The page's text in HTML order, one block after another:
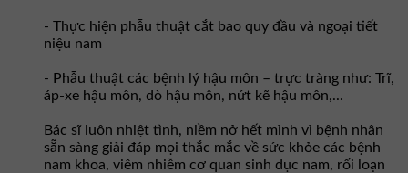
- Thực hiện phẫu thuật cắt bao quy đầu và ngoại tiết
niệu nam
- Phẫu thuật các bệnh lý hậu môn – trực tràng như: Trĩ,
áp-xe hậu môn, dò hậu môn, nứt kẽ hậu môn,...
Bác sĩ luôn nhiệt tình, niềm nở hết mình vì bệnh nhân
sẵn sàng giải đáp mọi thắc mắc về sức khỏe các bệnh
nam khoa, viêm nhiễm cơ quan sinh dục nam, rối loạn